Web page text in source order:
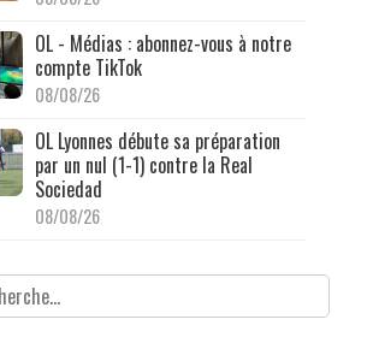
OL - Médias : abonnez-vous à notre
compte TikTok
08/08/26
OL Lyonnes débute sa préparation
par un nul (1-1) contre la Real
Sociedad
08/08/26